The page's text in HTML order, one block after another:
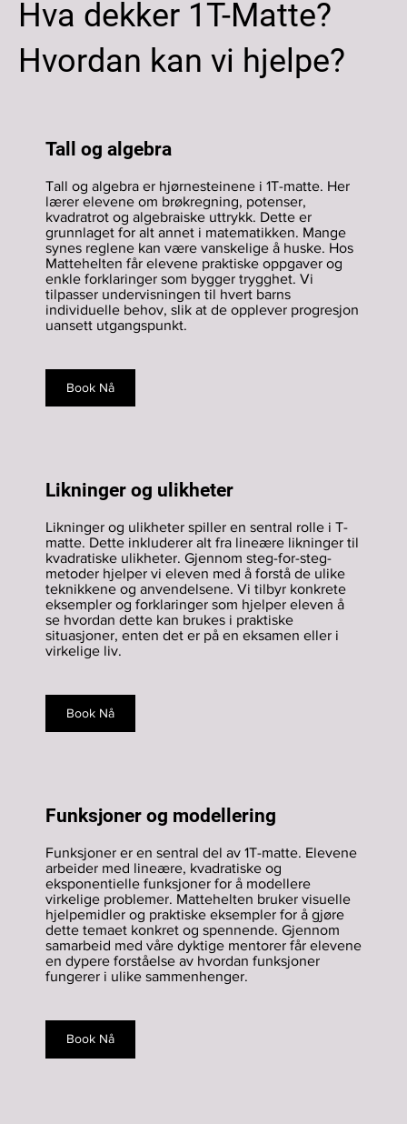
Hva dekker 1T-Matte?
Hvordan kan vi hjelpe?
Tall og algebra
Tall og algebra er hjørnesteinene i 1T-matte. Her
lærer elevene om brøkregning, potenser,
kvadratrot og algebraiske uttrykk. Dette er
grunnlaget for alt annet i matematikken. Mange
synes reglene kan være vanskelige å huske. Hos
Mattehelten får elevene praktiske oppgaver og
enkle forklaringer som bygger trygghet. Vi
tilpasser undervisningen til hvert barns
individuelle behov, slik at de opplever progresjon
uansett utgangspunkt.
Book Nå
Likninger og ulikheter
Likninger og ulikheter spiller en sentral rolle i T-
matte. Dette inkluderer alt fra lineære likninger til
kvadratiske ulikheter. Gjennom steg-for-steg-
metoder hjelper vi eleven med å forstå de ulike
teknikkene og anvendelsene. Vi tilbyr konkrete
eksempler og forklaringer som hjelper eleven å
se hvordan dette kan brukes i praktiske
situasjoner, enten det er på en eksamen eller i
virkelige liv.
Book Nå
Funksjoner og modellering
Funksjoner er en sentral del av 1T-matte. Elevene
arbeider med lineære, kvadratiske og
eksponentielle funksjoner for å modellere
virkelige problemer. Mattehelten bruker visuelle
hjelpemidler og praktiske eksempler for å gjøre
dette temaet konkret og spennende. Gjennom
samarbeid med våre dyktige mentorer får elevene
en dypere forståelse av hvordan funksjoner
fungerer i ulike sammenhenger.
Book Nå